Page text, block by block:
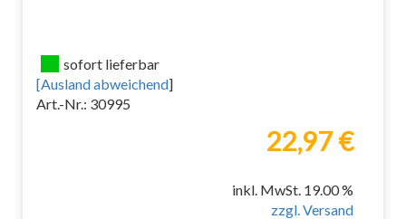
sofort lieferbar
[Ausland abweichend]
Art.-Nr.: 30995
22,97 €
inkl. MwSt. 19.00 %
zzgl. Versand